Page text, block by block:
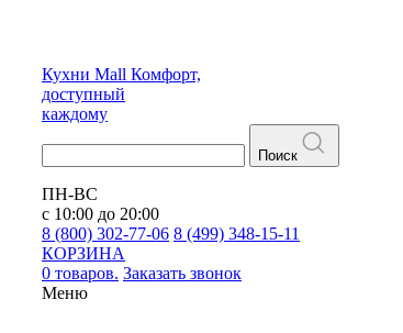
Кухни Mall Комфорт,
доступный
каждому
Поиск
ПН-ВС
с 10:00 до 20:00
8 (800) 302-77-06 8 (499) 348-15-11
КОРЗИНА
0 товаров. Заказать звонок
Меню